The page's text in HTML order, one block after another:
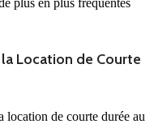
plus en plus fréquentes
Location de Courte
location de courte durée au